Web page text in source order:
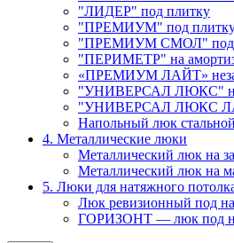
"ЛИДЕР" под плитку
"ПРЕМИУМ" под
"ПРЕМИУМ СМОЛ" под
"ПЕРИМЕТР" на
«ПРЕМИУМ ЛАЙТ»
"УНИВЕРСАЛ ЛЮКС" на
"УНИВЕРСАЛ ЛЮКС
Напольный люк
4. Металлические люки
Металлический люк на
Металлический люк на
5. Люки для натяжного
Люк ревизионный под
ГОРИЗОНТ — люк под